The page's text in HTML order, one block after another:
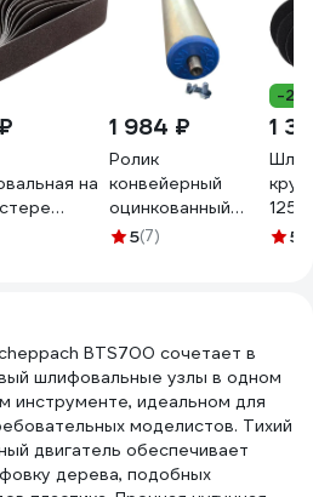
на
1 984 ₽
Ролик
конвейерный
оцинкованный
рк51x300 ООО
5(7)
-
1
125
5
BTS700 сочетает в
шлифовальные узлы в одном
инструменте, идеальном для
моделистов. Тихий
двигатель обеспечивает
дерева, подобных